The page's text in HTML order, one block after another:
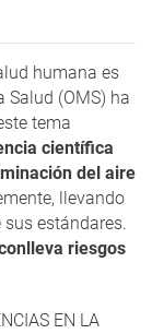
humana es
Salud (OMS) ha
tema
científica
del aire
llevando
estándares.
riesgos
EN LA